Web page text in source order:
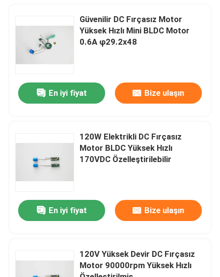
videolar
Hakkımızda
Bir teklif isteği
DC Fırçasız Motor
Güvenilir DC Fırçasız Motor
Yüksek Hızlı Mini BLDC Motor
0.6A φ29.2x48
En iyi fiyat Bize ulaşın
120W Elektrikli DC Fırçasız
Motor BLDC Yüksek Hızlı
170VDC Özelleştirilebilir
En iyi fiyat Bize ulaşın
120V Yüksek Devir DC Fırçasız
Motor 90000rpm Yüksek Hızlı